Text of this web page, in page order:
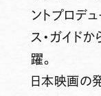
ントプロデ
ス・ガイド
躍。
日本映画の